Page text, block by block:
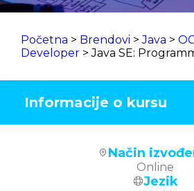
Početna > Brendovi >Java >
Developer > Java SE:
Informacije o kursu
Način
Online
Jezik